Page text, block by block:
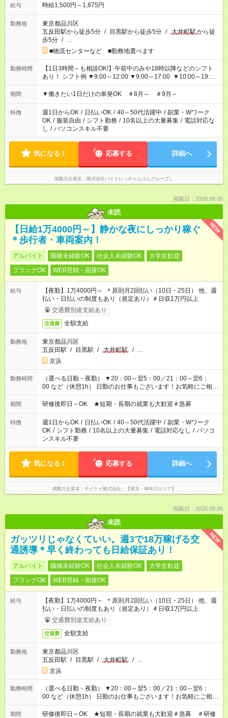
給与 時給1,500円～1,875円
勤務地
東京都品川区
五反田駅から徒歩5分 / 目黒駅から徒歩5分 / 大井町駅から徒
歩5分 / …
■物流センターなど ■勤務地選べます
勤務時間
【1日3時間～も相談OK!】午前中のみや18時以降などのシフト
あり！ シフト例 ▼9:00～12:00 ▼9:00～17:00 ▼10:00～19:00
▼18:00～21:00
期間 ▼働きたい1日だけの単発OK ＃8月～ ＃9月～
特徴 週1日からOK / 日払いOK / 40～50代活躍中 / 副業・Wワーク
OK / 服装自由 / シフト勤務 / 10名以上の大量募集 / 電話対応な
し / パソコンスキル不要
気になる！ 応募する 詳細へ
掲載元企業名 株式会社バイトレ（キャムコムグループ）
掲載日：2026.08.05
未読
NEW
【日給1万4000円～】静かな夜にしっかり稼ぐ
＊歩行者・車両案内！
アルバイト 職種未経験OK 社会人未経験OK
大学生歓迎
ブランクOK
WEB登録・面接OK
給与
【夜勤】1万4000円～ ＊原則月2回払い（10日・25日） 他、週
払い・日払いの制度もあり（規定あり）＃日収1万円以上
交通費別途支給あり
交通費 全額支給
勤務地
東京都品川区
五反田駅 / 目黒駅 / 大井町駅 / …
京浜
勤務時間
（選べる日勤・夜勤） ▼20：00～翌5：00／21：00～翌6：
00 など（休憩1h） 日勤のお仕事もございます！お気軽にご相談
ください！
期間 研修後即日～OK ★短期・長期の就業も大歓迎＃急募
特徴 週1日からOK / 日払いOK / 40～50代活躍中 / 副業・Wワーク
OK / シフト勤務 / 10名以上の大量募集 / 電話対応なし / パソコ
ンスキル不要
気になる！ 応募する 詳細へ
掲載元企業名 テイケイ株式会社 【東京・神奈川エリア】
掲載日：2026.08.05
未読
NEW
ガッツリじゃなくていい。週3で18万稼げる交
通誘導＊早く終わっても日給保証あり！
アルバイト 職種未経験OK 社会人未経験OK
大学生歓迎
ブランクOK
WEB登録・面接OK
給与
【夜勤】1万4000円～ ＊原則月2回払い（10日・25日） 他、週
払い・日払いの制度もあり（規定あり）＃日収1万円以上
交通費別途支給あり
交通費 全額支給
勤務地
東京都品川区
五反田駅 / 目黒駅 / 大井町駅 / …
京浜
勤務時間
（選べる日勤・夜勤） ▼20：00～翌5：00／21：00～翌6：
00 など（休憩1h） 日勤のお仕事もございます！お気軽にご相談
ください！
期間
研修後即日～OK ★短期・長期の就業も大歓迎＃急募 ＃研修